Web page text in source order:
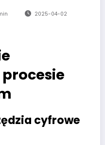
2025-04-02
cyfrowe